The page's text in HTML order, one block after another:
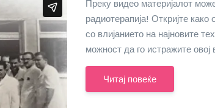
Преку видео материјалот
радиотерапија! Откријте
со влијанието на најновите
можност да го истражите
Читај повеќе